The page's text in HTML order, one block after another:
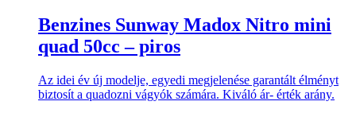
Benzines Sunway Madox Nitro mini
quad 50cc – piros
Az idei év új modelje, egyedi megjelenése garantált élményt
biztosít a quadozni vágyók számára. Kiváló ár- érték arány.